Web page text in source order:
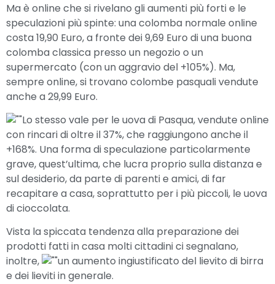
Ma è online che si rivelano gli aumenti più forti e le
speculazioni più spinte: una colomba normale online
costa 19,90 Euro, a fronte dei 9,69 Euro di una buona
colomba classica presso un negozio o un
supermercato (con un aggravio del +105%). Ma,
sempre online, si trovano colombe pasquali vendute
anche a 29,99 Euro.
Lo stesso vale per le uova di Pasqua, vendute online
con rincari di oltre il 37%, che raggiungono anche il
+168%. Una forma di speculazione particolarmente
grave, quest’ultima, che lucra proprio sulla distanza e
sul desiderio, da parte di parenti e amici, di far
recapitare a casa, soprattutto per i più piccoli, le uova
di cioccolata.
Vista la spiccata tendenza alla preparazione dei
prodotti fatti in casa molti cittadini ci segnalano,
inoltre,
un aumento ingiustificato del lievito di birra
e dei lieviti in generale.